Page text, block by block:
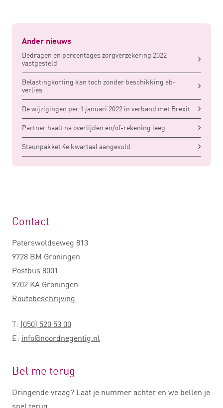
Ander nieuws
Bedragen en percentages zorgverzekering 2022
vastgesteld
Belastingkorting kan toch zonder beschikking ab-
verlies
De wijzigingen per 1 januari 2022 in verband met Brexit
Partner haalt na overlijden en/of-rekening leeg
Steunpakket 4e kwartaal aangevuld
Contact
Paterswoldseweg 813
9728 BM Groningen
Postbus 8001
9702 KA Groningen
Routebeschrijving
T: (050) 520 53 00
E: info@noordnegentig.nl
Bel me terug
Dringende vraag? Laat je nummer achter en we bellen je
snel terug.